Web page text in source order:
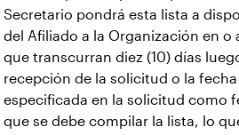
Secretario pondrá esta lista a
del Afiliado a la Organización en o
que transcurran diez (10) días
recepción de la solicitud o la fecha
especificada en la solicitud como
que se debe compilar la lista, lo